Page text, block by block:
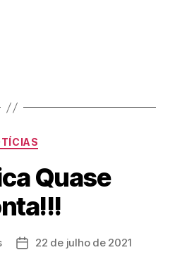
Quase
22 de julho de 2021